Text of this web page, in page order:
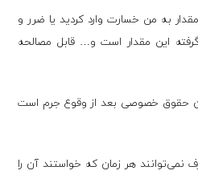
به من خسارت وارد کردید یا ضرر و
این مقدار است و… قابل مصالحه
حقوق خصوصی بعد از وقوع جرم است
نمی‌توانند هر زمان که خواستند آن را